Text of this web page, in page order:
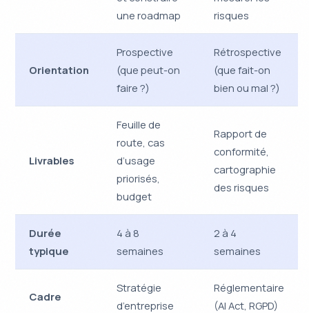
une roadmap
risques
Orientation
Prospective
(que peut-on
faire ?)
Rétrospective
(que fait-on
bien ou mal ?)
Livrables
Feuille de
route, cas
d’usage
priorisés,
budget
Rapport de
conformité,
cartographie
des risques
Durée
typique
4 à 8
semaines
2 à 4
semaines
Cadre
Stratégie
d’entreprise
Réglementaire
(AI Act, RGPD)